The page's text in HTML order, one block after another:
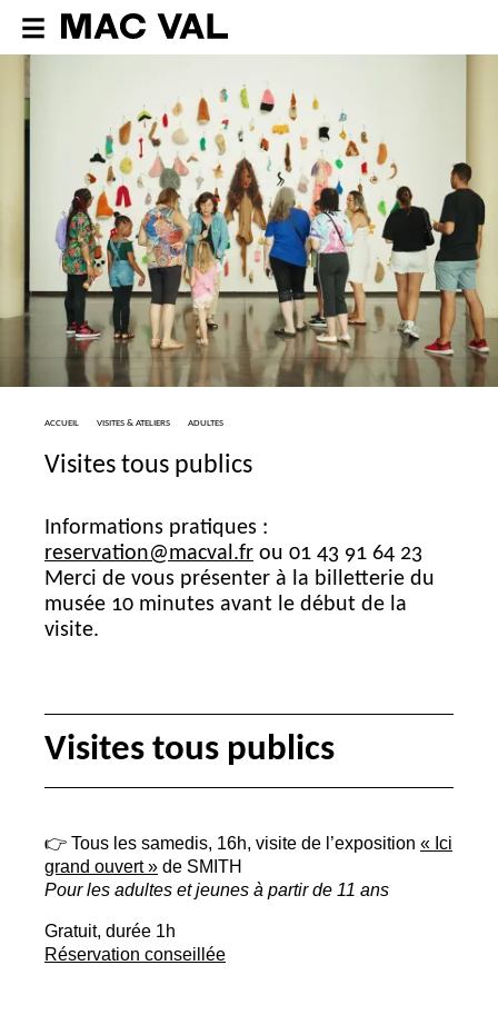
ACCUEIL VISITES & ATELIERS ADULTES
Visites tous publics
Informations pratiques :
reservation@macval.fr ou 01 43 91 64 23
Merci de vous présenter à la billetterie du
musée 10 minutes avant le début de la
visite.
Visites tous publics
👉 Tous les samedis, 16h, visite de l’exposition « Ici
grand ouvert » de SMITH
Pour les adultes et jeunes à partir de 11 ans
Gratuit, durée 1h
Réservation conseillée